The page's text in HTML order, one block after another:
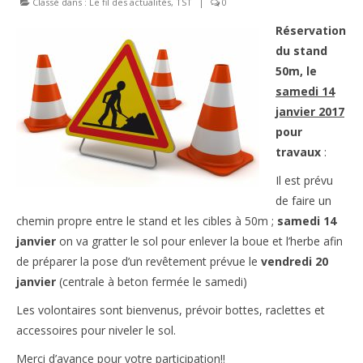
Les réglementations et documents
Les règles de sécurité
Les tirs pratiqués
Les équipements
Les catégories d’âges FFTIR
ÉCOLE DE TIR
Présentation
Inscription 10M Centre Ville
COMPÉTITIONS
Réservation
du stand
50m, le
samedi 14
janvier 2017
pour
travaux :
Il est prévu
de faire un
chemin propre entre le stand et les cibles à 50m ; samedi 14
janvier on va gratter le sol pour enlever la boue et l’herbe afin
de préparer la pose d’un revêtement prévue le vendredi 20
janvier (centrale à beton fermée le samedi)
Les volontaires sont bienvenus, prévoir bottes, raclettes et
accessoires pour niveler le sol.
Merci d’avance pour votre participation!!